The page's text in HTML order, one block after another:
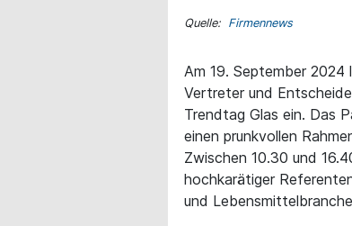
Quelle: Firmennews
Am 19. September 2024
Vertreter und
Trendtag Glas ein. Das
einen prunkvollen
Zwischen 10.30 und
hochkarätiger
und